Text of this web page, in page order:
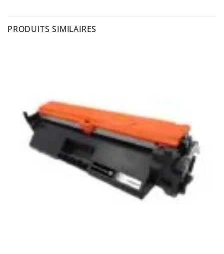
PRODUITS SIMILAIRES